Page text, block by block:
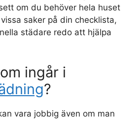
om du behöver hela huset
saker på din checklista,
städare redo att hjälpa
ingår i
?
vara jobbig även om man